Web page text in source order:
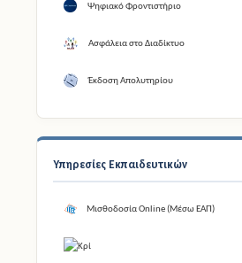
Ψηφιακό Φροντιστήριο
Ασφάλεια στο Διαδίκτυο
Έκδοση Απολυτηρίου
Υπηρεσίες Εκπαιδευτικών
Μισθοδοσία Online (Μέσω ΕΑΠ)